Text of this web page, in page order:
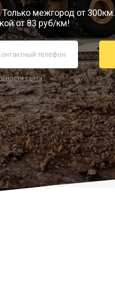
Только межгород от 300км.
от 83 руб/км!
сайта